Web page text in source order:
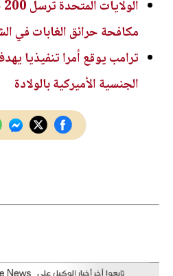
مكافحة حرائق الغابات في
ترامب يوقع أمرا تنفيذيا
الجنسية الأميركية بالولادة